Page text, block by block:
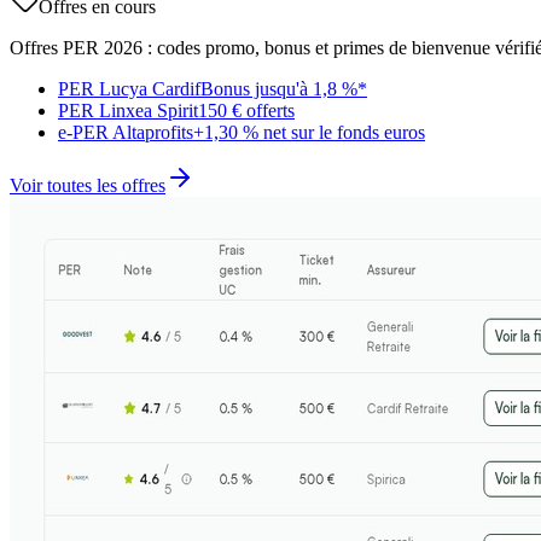
Offres en cours
Offres PER 2026 : codes promo, bonus et primes de bienvenue
PER Lucya CardifBonus jusqu'à 1,8 %*
PER Linxea Spirit150 € offerts
e-PER Altaprofits+1,30 % net sur le fonds euros
Voir toutes les offres